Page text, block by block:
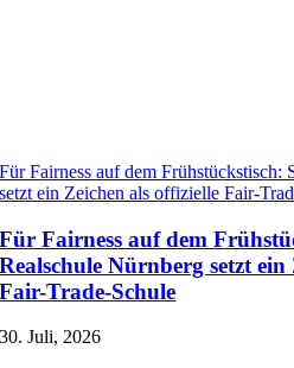
Für Fairness auf dem
setzt ein Zeichen als offizielle Fair-
Für Fairness auf dem
Realschule Nürnberg setzt
Fair-Trade-Schule
30. Juli, 2026